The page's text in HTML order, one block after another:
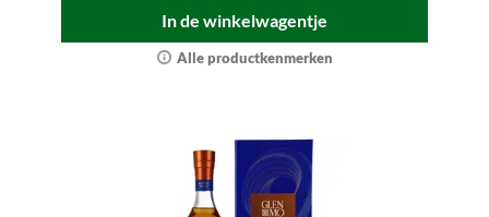
In de winkelwagentje
Alle productkenmerken